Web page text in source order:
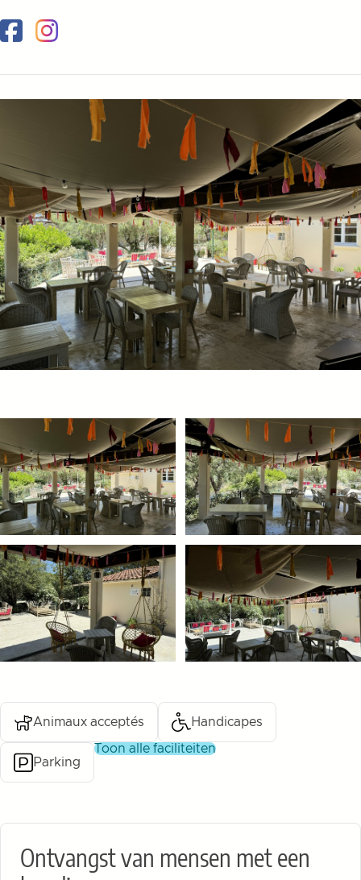
Animaux acceptés Handicapes
Parking
toon alle faciliteiten
Ontvangst van mensen met een
FacebookInstagram